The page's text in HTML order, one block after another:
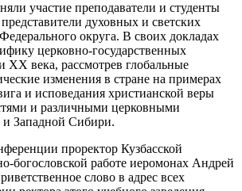
участие преподаватели и студенты
духовных и светских
округа. В своих докладах
церковно-государственных
ХХ века, рассмотрев глобальные
изменения в стране на примерах
и исповедания христианской веры
и различными церковными
Западной Сибири.
проректор Кузбасской
богословской работе иеромонах Андрей
слово в адрес всех